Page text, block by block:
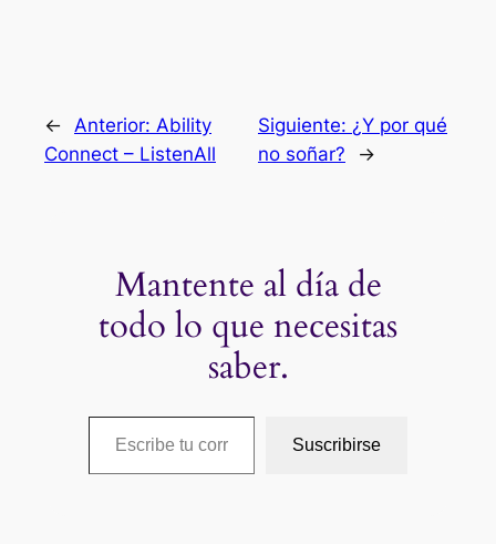
← Anterior: Ability
Connect – ListenAll
Siguiente: ¿Y por qué
no soñar?
→
Mantente al día de
todo lo que necesitas
saber.
Escribe tu correo electrónico…
Suscribirse